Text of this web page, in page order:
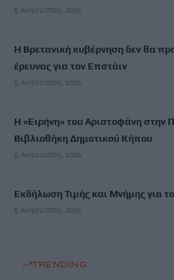
5 Αυγούστου, 2026
Η Βρετανική κυβέρνηση δεν θα
έρευνας για τον Επστάιν
5 Αυγούστου, 2026
Η «Ειρήνη» του Αριστοφάνη στην
Βιβλιοθήκη Δημοτικού Κήπου
5 Αυγούστου, 2026
Εκδήλωση Τιμής και Μνήμης για
5 Αυγούστου, 2026
TRENDING